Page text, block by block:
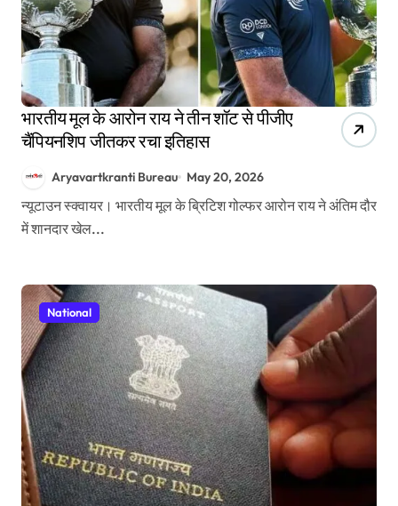
भारतीय मूल के आरोन राय ने तीन शॉट से पीजीए
चैंपियनशिप जीतकर रचा इतिहास
Aryavartkranti Bureau May 20, 2026
न्यूटाउन स्क्वायर। भारतीय मूल के ब्रिटिश गोल्फर आरोन राय ने अंतिम दौर
में शानदार खेल...
National